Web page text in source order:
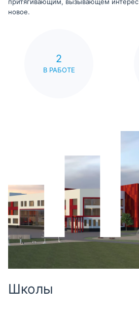
притягивающим, вызывающем интерес
новое.
2
В РАБОТЕ
Школы